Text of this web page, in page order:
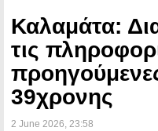
Καλαμάτα:
τις
39χρονης
2 June 2026 , 23:58